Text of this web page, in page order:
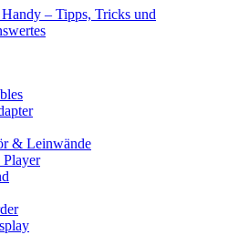
– Tipps, Tricks und
& Leinwände